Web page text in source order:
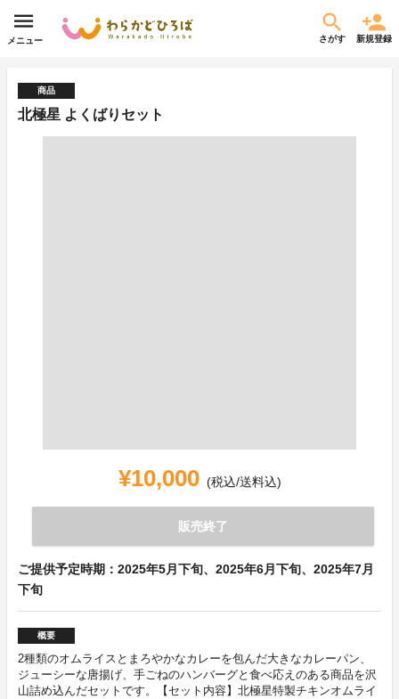
メニュー さがす 新規登録
商品
北極星 よくばりセット
¥10,000 (税込/送料込)
販売終了
ご提供予定時期：2025年5月下旬、2025年6月下旬、2025年7月
下旬
概要
2種類のオムライスとまろやかなカレーを包んだ大きなカレーパン、
ジューシーな唐揚げ、手ごねのハンバーグと食べ応えのある商品を沢
山詰め込んだセットです。【セット内容】北極星特製チキンオムライ